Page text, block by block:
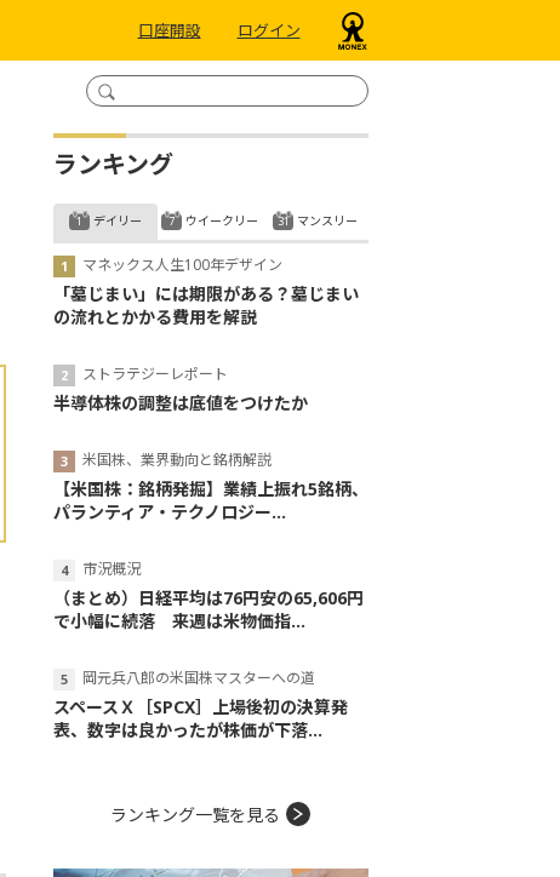
口座開設 ログイン
ランキング
デイリー
マネックス人生100年デザイン
「墓じまい」には期限がある？墓じまい
の流れとかかる費用を解説
ストラテジーレポート
半導体株の調整は底値をつけたか
米国株、業界動向と銘柄解説
【米国株：銘柄発掘】業績上振れ5銘柄、
パランティア・テクノロジー...
市況概況
（まとめ）日経平均は76円安の65,606円
で小幅に続落 来週は米物価指...
岡元兵八郎の米国株マスターへの道
スペースＸ［SPCX］上場後初の決算発
表、数字は良かったが株価が下落...
ウイークリー マンスリー
ランキング一覧を見る